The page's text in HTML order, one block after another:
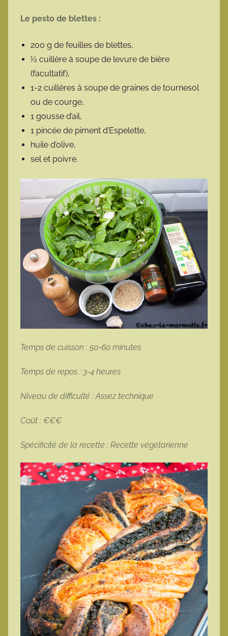
Le pesto de blettes :
200 g de feuilles de blettes,
½ cuillère à soupe de levure de bière
(facultatif),
1-2 cuillères à soupe de graines de tournesol
ou de courge,
1 gousse d’ail,
1 pincée de piment d’Espelette,
huile d’olive,
sel et poivre.
Temps de cuisson : 50-60 minutes
Temps de repos : 3-4 heures
Niveau de difficulté : Assez technique
Coût : €€€
Spécificité de la recette : Recette végétarienne